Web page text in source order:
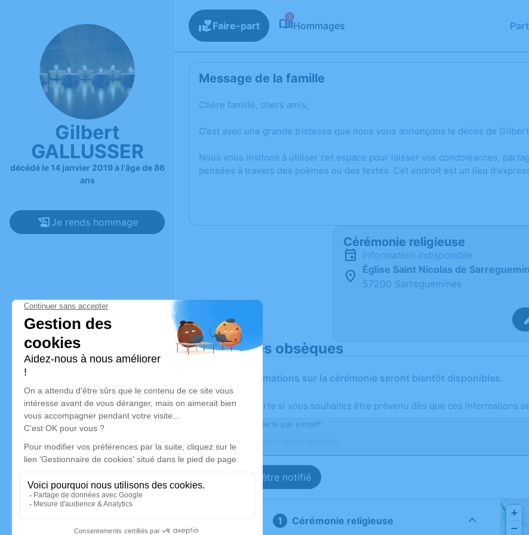
Gilbert
GALLUSSER
décédé le 14 janvier 2019 à l'âge de 86
ans
Je rends hommage
Faire-part
2
Hommages
Message de la famille
Chère famille, chers amis,
C’est avec une grande tristesse que nous vous annonçons le décès de
Nous vous invitons à utiliser cet espace pour laisser vos condoléances,
pensées à travers des poèmes ou des textes. Cet endroit est un lieu
Cérémonie religieuse
Information indisponible
Église Saint Nicolas de
57200 Sarreguemines
Déroulé des obsèques
Les informations sur la cérémonie seront bientôt disponibles.
Activez une alerte si vous souhaitez être prévenu dès que ces informations
Recevoir une alerte par e-mail*
Je veux être notifié
Cérémonie religieuse
+
−